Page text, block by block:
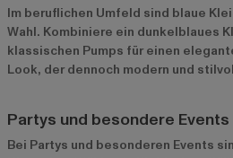
Im beruflichen Umfeld sind blaue
Wahl. Kombiniere ein dunkelblaues
klassischen Pumps für einen
Look, der dennoch modern und
Partys und besondere Events
Bei Partys und besonderen Events